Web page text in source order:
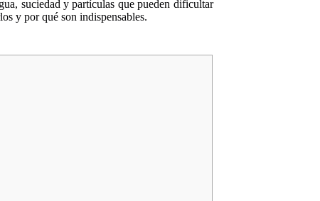
suciedad y partículas que pueden dificultar
y por qué son indispensables.